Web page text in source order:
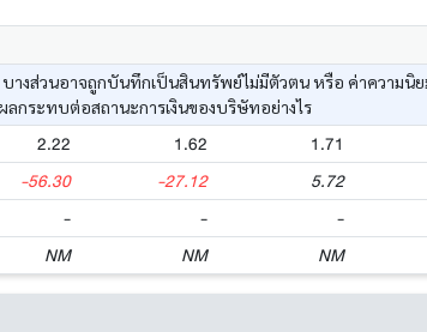
งส่วนอาจถูกบันทึกเป็นสินทรัพย์ไม่มีตัวตน หรือ ค่าความนิย
กระทบต่อสถานะการเงินของบริษัทอย่างไร
2.22 1.62 1.71
-56.30 -27.12 5.72
- - -
NM NM NM